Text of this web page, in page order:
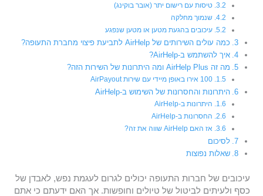
טיסות עם רישום יתר (אובר בוקינג)
שנמוך מחלקה
עיכובים בהגעת מטען או מטען שנפגע
כמה עולים השירותים של AirHelp לתביעת פיצוי מחברת התעופה?
איך להשתמש ב-AirHelp?
מה זה AirHelp Plus ומה היתרונות של השירות הזה?
100 אירו באופן מיידי עם שירות AirPayout
היתרונות והחסרונות של השימוש ב-AirHelp
היתרונות ב-AirHelp
החסרונות ב-AirHelp
אז האם AirHelp שווה את זה?
לסיכום
שאלות נפוצות
עיכובים של חברות התעופה יכולים לגרום לעגמת נפש, לאבדן של
כסף ולעיתים לביטול של טיולים וחופשות. אך האם ידעתם כי אתם